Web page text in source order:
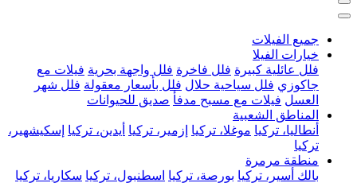
جميع الفيلات
خيارات الفيلا
فلل عائلية كبيرة فلل فاخرة فلل واجهة بحرية فيلات مع
جاكوزي فلل سياحية حلال فلل بأسعار معقولة فلل شهر
العسل فيلات مع مسبح مدفأ صديق للحيوانات
المناطق الشعبية
أنطاليا، تركيا موغلا، تركيا إزمير، تركيا أيدين، تركيا إسكيشهير،
تركيا
منطقة مرمرة
بالك أسير، تركيا بورصة، تركيا اسطنبول، تركيا سكاريا، تركيا